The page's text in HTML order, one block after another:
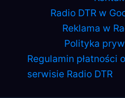
Radio DTR w
Reklama w
Polityka
Regulamin płatności
serwisie Radio DTR